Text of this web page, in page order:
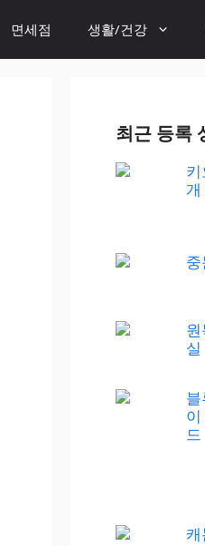
면세점 생활/건강
최근 등록
개
실
드